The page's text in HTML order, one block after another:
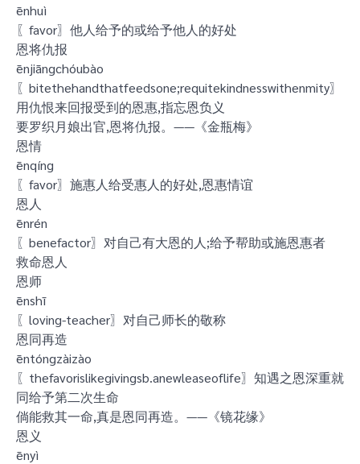
ēnhuì
〖favor〗他人给予的或给予他人的好处
恩将仇报
ēnjiāngchóubào
〖bitethehandthatfeedsone;requitekindnesswithenmity〗
用仇恨来回报受到的恩惠,指忘恩负义
要罗织月娘出官,恩将仇报。——《金瓶梅》
恩情
ēnqíng
〖favor〗施惠人给受惠人的好处,恩惠情谊
恩人
ēnrén
〖benefactor〗对自己有大恩的人;给予帮助或施恩惠者
救命恩人
恩师
ēnshī
〖loving-teacher〗对自己师长的敬称
恩同再造
ēntóngzàizào
〖thefavorislikegivingsb.anewleaseoflife〗知遇之恩深重就
同给予第二次生命
倘能救其一命,真是恩同再造。——《镜花缘》
恩义
ēnyì